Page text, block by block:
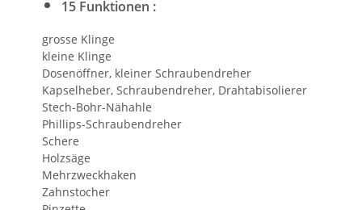
15 Funktionen :
grosse Klinge
kleine Klinge
Dosenöffner, kleiner Schraubendreher
Kapselheber, Schraubendreher, Drahtabisolierer
Stech-Bohr-Nähahle
Phillips-Schraubendreher
Schere
Holzsäge
Mehrzweckhaken
Zahnstocher